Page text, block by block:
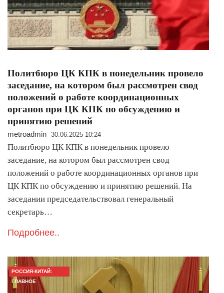
Политбюро ЦК КПК в понедельник провело
заседание, на котором был рассмотрен свод
положений о работе координационных
органов при ЦК КПК по обсуждению и
принятию решений
metroadmin 30.06.2025 10:24
Политбюро ЦК КПК в понедельник провело
заседание, на котором был рассмотрен свод
положений о работе координационных органов при
ЦК КПК по обсуждению и принятию решений. На
заседании председательствовал генеральный
секретарь…
Подробнее..
РОССИЯ-КИТАЙ:
ГЛАВНОЕ